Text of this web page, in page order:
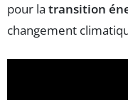
pour la transition
changement